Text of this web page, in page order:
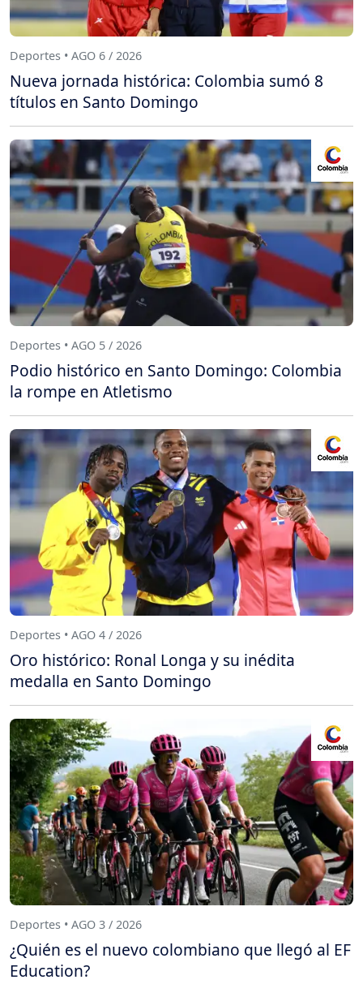
Deportes • AGO 6 / 2026
Nueva jornada histórica: Colombia sumó 8
títulos en Santo Domingo
Deportes • AGO 5 / 2026
Podio histórico en Santo Domingo: Colombia
la rompe en Atletismo
Deportes • AGO 4 / 2026
Oro histórico: Ronal Longa y su inédita
medalla en Santo Domingo
Deportes • AGO 3 / 2026
¿Quién es el nuevo colombiano que llegó al EF
Education?